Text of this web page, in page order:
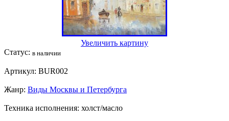
Увеличить картину
Статус: в наличии
Артикул: BUR002
Жанр: Виды Москвы и Петербурга
Техника исполнения: холст/масло